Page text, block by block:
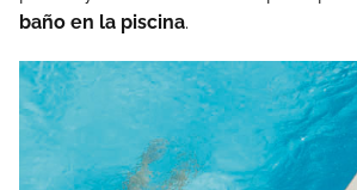
baño en la piscina.